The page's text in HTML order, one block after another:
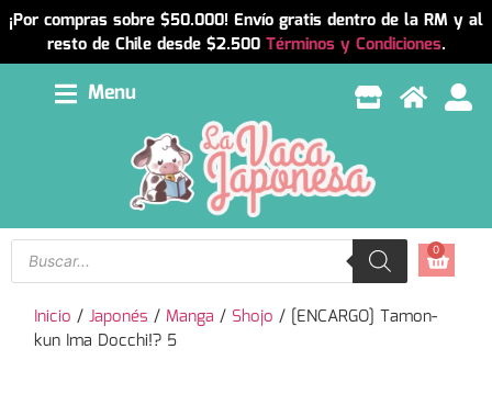
¡Por compras sobre $50.000! Envío gratis dentro de la RM y al
resto de Chile desde $2.500 Términos y Condiciones.
Menu
0
Inicio /Japonés /Manga / Shojo / [ENCARGO] Tamon-
kun Ima Docchi!? 5